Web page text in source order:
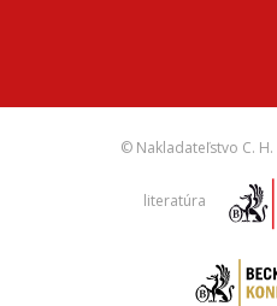
© Nakladateľstvo C. H.
literatúra